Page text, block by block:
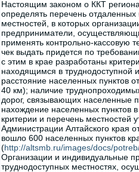
Настоящим законом о ККТ
определять перечень отдаленных
местностей, в которых
предприниматели,
применять контрольно-кассовую
чек выдать придется по
с этим в крае разработаны
находящимся в труднодоступной
расстояние населенных пунктов
40 км); наличие
дорог, связывающих населенные
нахождение населенных пунктов
критерии и перечень местностей
Администрации Алтайского края
вошло 600 населенных пунктов
(http://altsmb.ru/images/docs/
Организации и индивидуальные
труднодоступных местностях,